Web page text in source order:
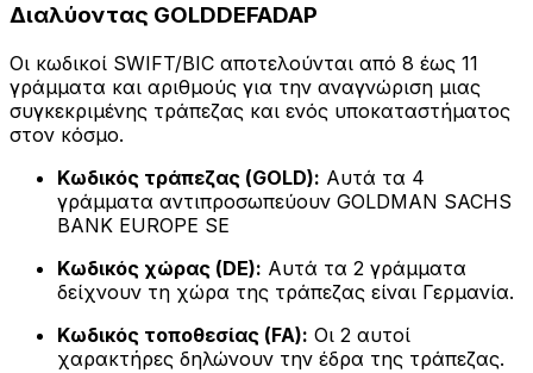
Διαλύοντας GOLDDEFADAP
Οι κωδικοί SWIFT/BIC αποτελούνται από 8 έως 11
γράμματα και αριθμούς για την αναγνώριση μιας
συγκεκριμένης τράπεζας και ενός υποκαταστήματος
στον κόσμο.
Κωδικός τράπεζας (GOLD): Αυτά τα 4
γράμματα αντιπροσωπεύουν GOLDMAN SACHS
BANK EUROPE SE
Κωδικός χώρας (DE): Αυτά τα 2 γράμματα
δείχνουν τη χώρα της τράπεζας είναι Γερμανία.
Κωδικός τοποθεσίας (FA): Οι 2 αυτοί
χαρακτήρες δηλώνουν την έδρα της τράπεζας.